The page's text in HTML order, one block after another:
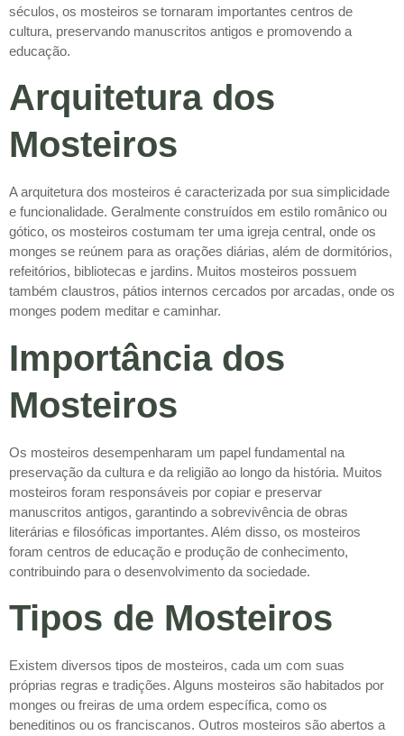
séculos, os mosteiros se tornaram importantes centros de
cultura, preservando manuscritos antigos e promovendo a
educação.
Arquitetura dos
Mosteiros
A arquitetura dos mosteiros é caracterizada por sua simplicidade
e funcionalidade. Geralmente construídos em estilo românico ou
gótico, os mosteiros costumam ter uma igreja central, onde os
monges se reúnem para as orações diárias, além de dormitórios,
refeitórios, bibliotecas e jardins. Muitos mosteiros possuem
também claustros, pátios internos cercados por arcadas, onde os
monges podem meditar e caminhar.
Importância dos
Mosteiros
Os mosteiros desempenharam um papel fundamental na
preservação da cultura e da religião ao longo da história. Muitos
mosteiros foram responsáveis por copiar e preservar
manuscritos antigos, garantindo a sobrevivência de obras
literárias e filosóficas importantes. Além disso, os mosteiros
foram centros de educação e produção de conhecimento,
contribuindo para o desenvolvimento da sociedade.
Tipos de Mosteiros
Existem diversos tipos de mosteiros, cada um com suas
próprias regras e tradições. Alguns mosteiros são habitados por
monges ou freiras de uma ordem específica, como os
beneditinos ou os franciscanos. Outros mosteiros são abertos a